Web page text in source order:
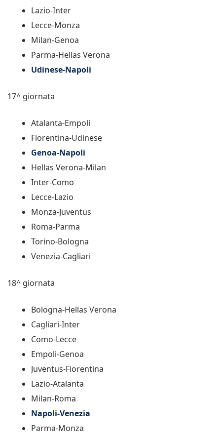
Lazio-Inter
Lecce-Monza
Milan-Genoa
Parma-Hellas Verona
Udinese-Napoli
17^ giornata
Atalanta-Empoli
Fiorentina-Udinese
Genoa-Napoli
Hellas Verona-Milan
Inter-Como
Lecce-Lazio
Monza-Juventus
Roma-Parma
Torino-Bologna
Venezia-Cagliari
18^ giornata
Bologna-Hellas Verona
Cagliari-Inter
Como-Lecce
Empoli-Genoa
Juventus-Fiorentina
Lazio-Atalanta
Milan-Roma
Napoli-Venezia
Parma-Monza